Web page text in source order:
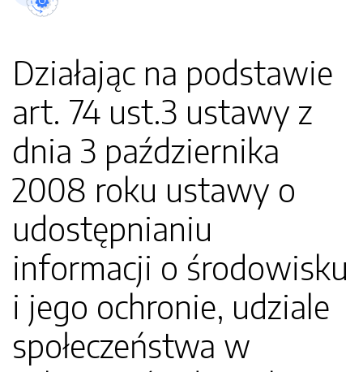
Działając na podstawie
art. 74 ust.3 ustawy z
dnia 3 października
2008 roku ustawy o
udostępnianiu
informacji o środowisku
i jego ochronie, udziale
społeczeństwa w